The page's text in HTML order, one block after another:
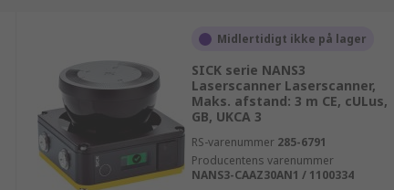
Midlertidigt ikke på lager
SICK serie NANS3
Laserscanner Laserscanner,
Maks. afstand: 3 m CE, cULus,
GB, UKCA 3
RS-varenummer 285-6791
Producentens varenummer
NANS3-CAAZ30AN1 / 1100334